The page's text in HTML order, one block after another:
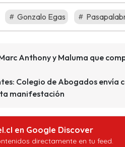
Gonzalo Egas
Anthony y Maluma que
Colegio de Abogados envía
manifestación
en Google Discover
directamente en tu feed.